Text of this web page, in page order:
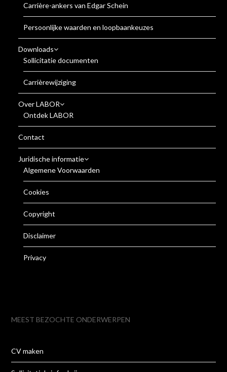
Carrière-ankers van Edgar Schein
Persoonlijke waarden en loopbaankeuzes
Downloads
Sollicitatie documenten
Carrièrewijziging
Over LABOR
Ontdek LABOR
Contact
Juridische informatie
Algemene Voorwaarden
Cookies
Copyright
Disclaimer
Privacy
MEEST BEZOCHTE ONDERWERPEN
CV maken